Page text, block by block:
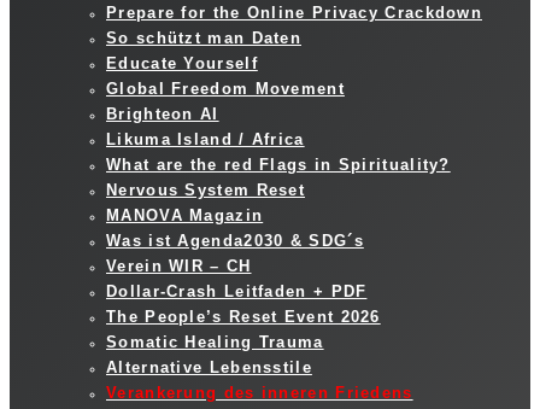
Prepare for the Online Privacy Crackdown
So schützt man Daten
Educate Yourself
Global Freedom Movement
Brighteon AI
Likuma Island / Africa
What are the red Flags in Spirituality?
Nervous System Reset
MANOVA Magazin
Was ist Agenda2030 & SDG´s
Verein WIR – CH
Dollar-Crash Leitfaden + PDF
The People’s Reset Event 2026
Somatic Healing Trauma
Alternative Lebensstile
Verankerung des inneren Friedens